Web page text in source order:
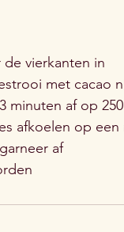
vierkanten in
met cacao
minuten af op 250
afkoelen op
af